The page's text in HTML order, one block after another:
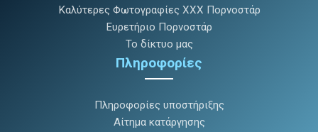
Καλύτερες Φωτογραφίες XXX Πορνοστάρ
Ευρετήριο Πορνοστάρ
Το δίκτυο μας
Πληροφορίες
Πληροφορίες υποστήριξης
Αίτημα κατάργησης